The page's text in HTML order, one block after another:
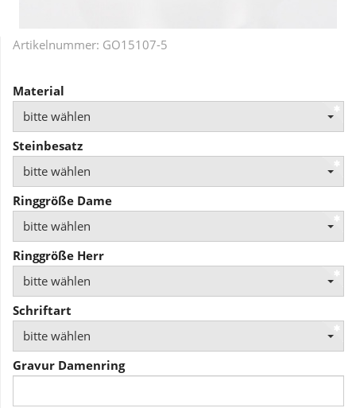
Artikelnummer: GO15107-5
Material
bitte wählen
Steinbesatz
bitte wählen
Ringgröße Dame
bitte wählen
Ringgröße Herr
bitte wählen
Schriftart
bitte wählen
Gravur Damenring